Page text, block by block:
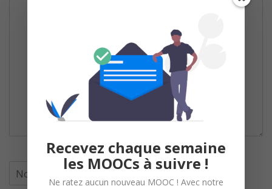
Recevez chaque semaine
les MOOCs à suivre !
Ne ratez aucun nouveau MOOC ! Avec notre